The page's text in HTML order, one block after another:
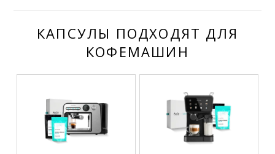
КАПСУЛЫ ПОДХОДЯТ ДЛЯ
КОФЕМАШИН